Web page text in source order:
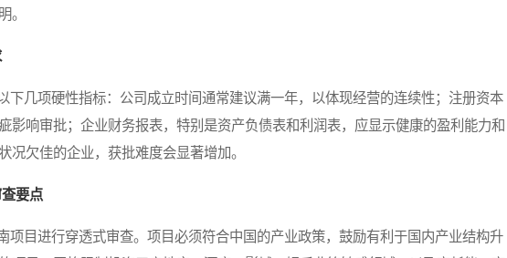
。
几项硬性指标：公司成立时间通常建议满一年，以体现经营的连续性；注册资本
影响审批；企业财务报表，特别是资产负债表和利润表，应显示健康的盈利能力和
况欠佳的企业，获批难度会显著增加。
要点
目进行穿透式审查。项目必须符合中国的产业政策，鼓励有利于国内产业结构升